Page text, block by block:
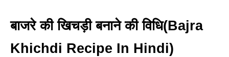
बाजरे की खिचड़ी बनाने की विधि(Bajra
Khichdi Recipe In Hindi)